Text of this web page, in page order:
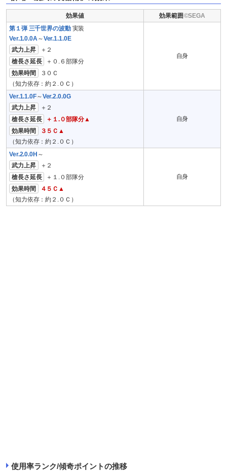
効果値
効果範囲
第１弾 三千世界の波動実装
Ver.1.0.0A ～Ver.1.1.0E
武力上昇
＋２
槍長さ延長
＋０.６部隊分
効果時間
３０Ｃ
（知力依存：約２.０Ｃ）
自身
Ver.1.1.0F～Ver.2.0.0G
武力上昇
＋２
槍長さ延長
＋１.０部隊分▲
効果時間
３５Ｃ▲
（知力依存：約２.０Ｃ）
自身
Ver.2.0.0H ～
武力上昇
＋２
槍長さ延長
＋１.０部隊分
効果時間
４５Ｃ▲
（知力依存：約２.０Ｃ）
自身
使用率ランク/傾奇ポイントの推移